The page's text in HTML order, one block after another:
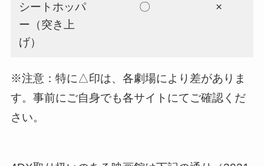
シートホッパ
ー（突き上
げ）
〇 ×
※注意：特に△印は、各劇場により差がありま
す。事前にご自身でも各サイトにてご確認くだ
さい。